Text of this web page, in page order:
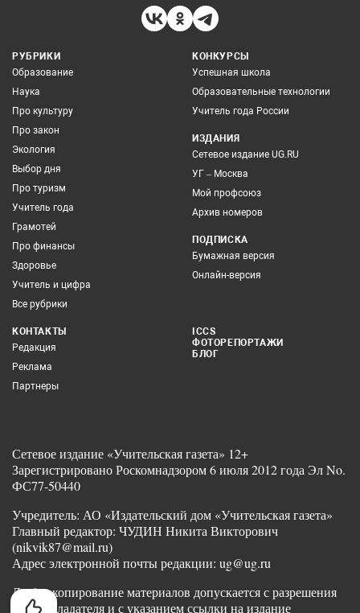
РУБРИКИ
Образование
Наука
Про культуру
Про закон
Экология
Выбор дня
Про туризм
Учитель года
Грамотей
Про финансы
Здоровье
Учитель и цифра
Все рубрики
КОНКУРСЫ
Успешная школа
Образовательные технологии
Учитель года России
ИЗДАНИЯ
Сетевое издание UG.RU
УГ – Москва
Мой профсоюз
Архив номеров
ПОДПИСКА
Бумажная версия
Онлайн-версия
КОНТАКТЫ
Редакция
Реклама
Партнеры
ICCS
ФОТОРЕПОРТАЖИ
БЛОГ
Сетевое издание «Учительская газета» 12+
Зарегистрировано Роскомнадзором 6 июля 2012 года Эл No.
ФС77-50440
Учредитель: АО «Издательский дом «Учительская газета»
Главный редактор: ЧУДИН Никита Викторович
(nikvik87@mail.ru)
Адрес электронной почты редакции: ug@ug.ru
Любое копирование материалов допускается с разрешения
правообладателя и с указанием ссылки на издание